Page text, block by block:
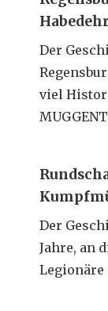
Der
viel
Der
Jahre, an
Legionäre